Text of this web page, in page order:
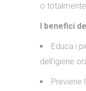
o
I benefici
Educa i
dell’igiene
Previene